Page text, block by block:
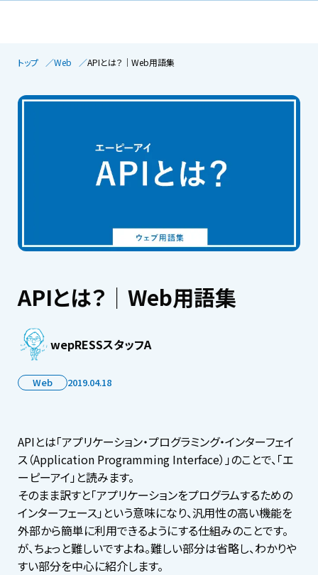
トップ Web APIとは？│Web用語集
APIとは？│Web用語集
wepRESSスタッフA
Web 2019.04.18
APIとは「アプリケーション・プログラミング・インターフェイ
ス（Application Programming Interface）」のことで、「エ
ーピーアイ」と読みます。
そのまま訳すと「アプリケーションをプログラムするための
インターフェース」という意味になり、汎用性の高い機能を
外部から簡単に利用できるようにする仕組みのことです。
が、ちょっと難しいですよね。難しい部分は省略し、わかりや
すい部分を中心に紹介します。